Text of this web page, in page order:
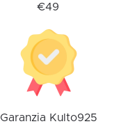
€49
Garanzia Kulto925